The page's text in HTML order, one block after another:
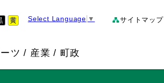
サイトマップ
Select Language ▼
黄
ツ 産業 町政